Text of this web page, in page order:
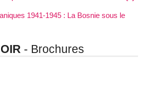
1941-1945 : La Bosnie sous le
- Brochures